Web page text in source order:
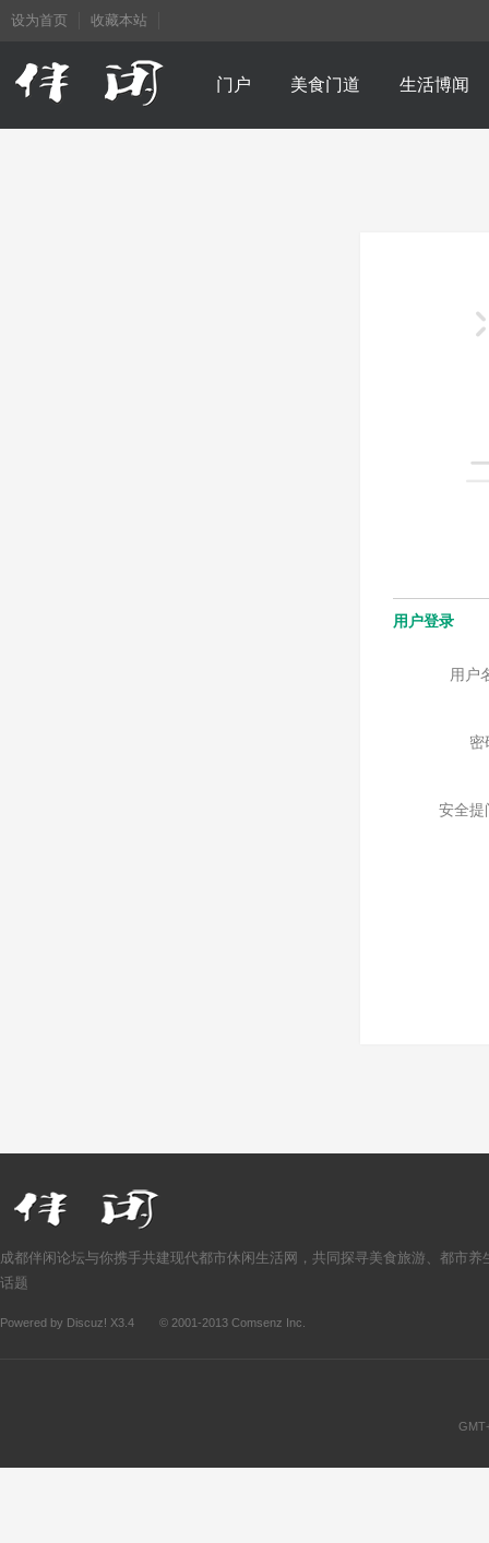
设为首页 收藏本站
门户 美食门道 生活博闻
用户登录
用户
密
安全提
成都伴闲论坛与你携手共建现代都市休闲生活网，共同探寻美食旅游、都市养
话题
Powered by Discuz! X3.4 © 2001-2013 Comsenz Inc.